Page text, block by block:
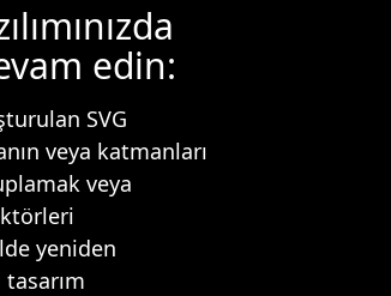
edin:
SVG
veya katmanları
veya
yeniden